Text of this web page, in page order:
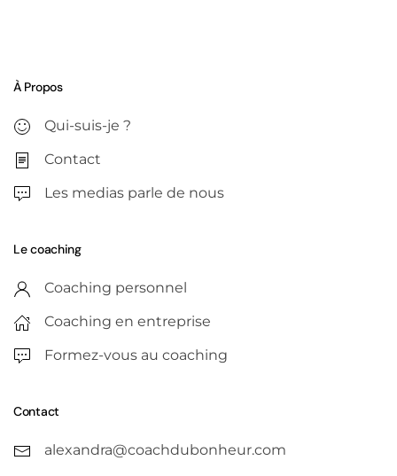
À Propos
Qui-suis-je ?
Contact
Les medias parle de nous
Le coaching
Coaching personnel
Coaching en entreprise
Formez-vous au coaching
Contact
alexandra@coachdubonheur.com